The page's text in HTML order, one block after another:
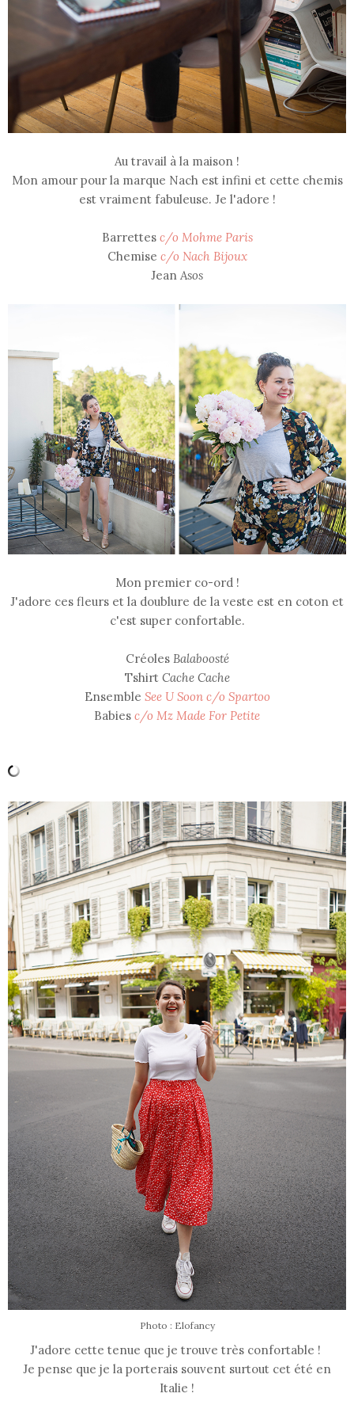
Au travail à la maison !
Mon amour pour la marque Nach est infini et cette chemis
est vraiment fabuleuse. Je l'adore !
Barrettes c/o Mohme Paris
Chemise c/o Nach Bijoux
Jean Asos
Mon premier co-ord !
J'adore ces fleurs et la doublure de la veste est en coton et
c'est super confortable.
Créoles Balaboosté
Tshirt Cache Cache
Ensemble See U Soon c/o Spartoo
Babies c/o Mz Made For Petite
Photo : Elofancy
J'adore cette tenue que je trouve très confortable !
Je pense que je la porterais souvent surtout cet été en
Italie !